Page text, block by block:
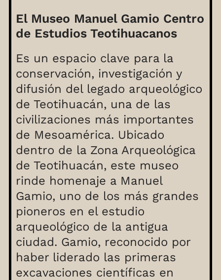
El Museo Manuel Gamio Centro
de Estudios Teotihuacanos
Es un espacio clave para la
conservación, investigación y
difusión del legado arqueológico
de Teotihuacán, una de las
civilizaciones más importantes
de Mesoamérica. Ubicado
dentro de la Zona Arqueológica
de Teotihuacán, este museo
rinde homenaje a Manuel
Gamio, uno de los más grandes
pioneros en el estudio
arqueológico de la antigua
ciudad. Gamio, reconocido por
haber liderado las primeras
excavaciones científicas en